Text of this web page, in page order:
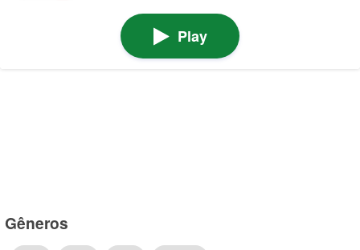
Play
Gêneros